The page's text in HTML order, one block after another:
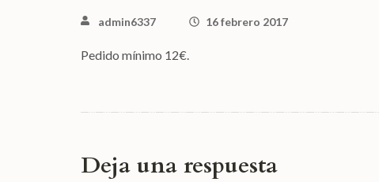
admin6337 16 febrero 2017
Pedido mínimo 12€.
Deja una respuesta